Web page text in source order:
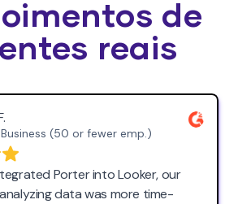
de
reais
(50 or fewer emp.)
Porter into Looker, our
data was more time-